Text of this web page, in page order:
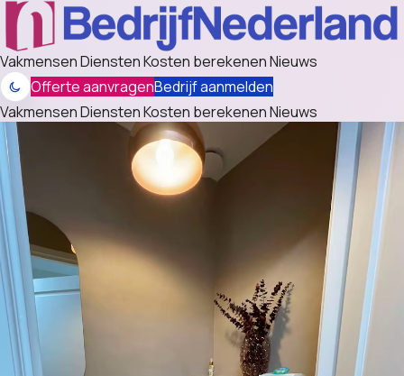
VakmensenDienstenKosten berekenenNieuws
Offerte aanvragenBedrijf aanmelden
VakmensenDienstenKosten berekenenNieuws